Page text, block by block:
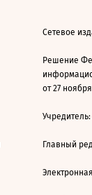
Сетевое
Решение
от 27
Главный